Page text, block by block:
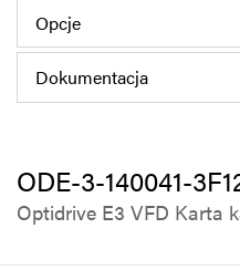
Opcje
Dokumentacja
ODE-3-140041-
Optidrive E3 VFD Karta